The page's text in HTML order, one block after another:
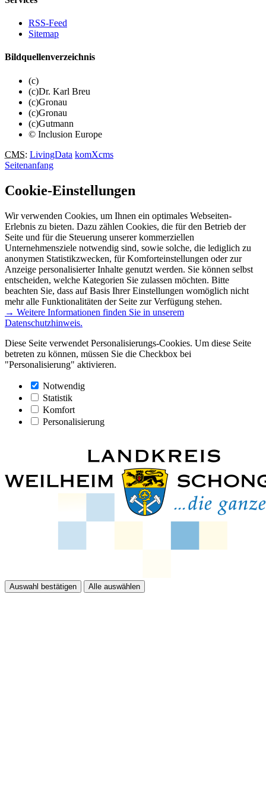
RSS-Feed
Sitemap
Bildquellenverzeichnis
(c)
(c)Dr. Karl Breu
(c)Gronau
(c)Gronau
(c)Gutmann
© Inclusion Europe
CMS: LivingData komXcms
Seitenanfang
Cookie-Einstellungen
Wir verwenden Cookies, um Ihnen ein optimales Webseiten-
Erlebnis zu bieten. Dazu zählen Cookies, die für den Betrieb der
Seite und für die Steuerung unserer kommerziellen
Unternehmensziele notwendig sind, sowie solche, die lediglich zu
anonymen Statistikzwecken, für Komforteinstellungen oder zur
Anzeige personalisierter Inhalte genutzt werden. Sie können selbst
entscheiden, welche Kategorien Sie zulassen möchten. Bitte
beachten Sie, dass auf Basis Ihrer Einstellungen womöglich nicht
mehr alle Funktionalitäten der Seite zur Verfügung stehen.
→ Weitere Informationen finden Sie in unserem
Datenschutzhinweis.
Diese Seite verwendet Personalisierungs-Cookies. Um diese Seite
betreten zu können, müssen Sie die Checkbox bei
"Personalisierung" aktivieren.
Notwendig
Statistik
Komfort
Personalisierung
Auswahl bestätigen Alle auswählen